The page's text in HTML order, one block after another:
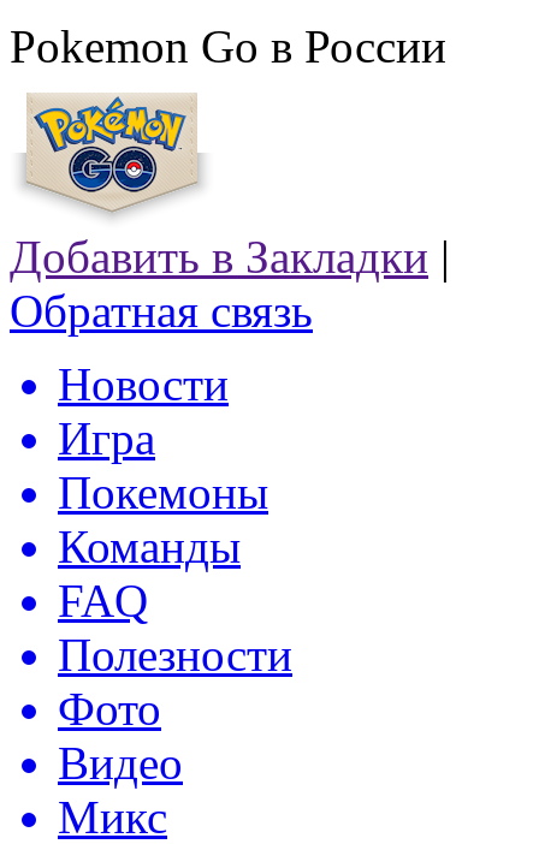
Pokemon Go в России
Добавить в Закладки |
Обратная связь
Новости
Игра
Покемоны
Команды
FAQ
Полезности
Фото
Видео
Микс